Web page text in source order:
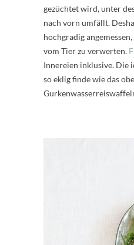
gezüchtet wird, unter
nach vorn umfällt.
hochgradig
vom Tier zu verwerten.
Innereien inklusive. Die
so eklig finde wie das